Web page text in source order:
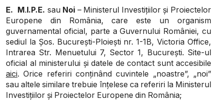
E. M.I.P.E. sau Noi – Ministerul Investițiilor și Proiectelor
Europene din România, care este un organism
guvernamental oficial, parte a Guvernului României, cu
sediul la Șos. București-Ploiești nr. 1-1B, Victoria Office,
Intrarea Str. Menuetului 7, Sector 1, București. Site-ul
oficial al ministerului și datele de contact sunt accesibile
aici. Orice referiri conținând cuvintele „noastre”, „noi”
sau altele similare trebuie înțelese ca referiri la Ministerul
Investițiilor și Proiectelor Europene din România;